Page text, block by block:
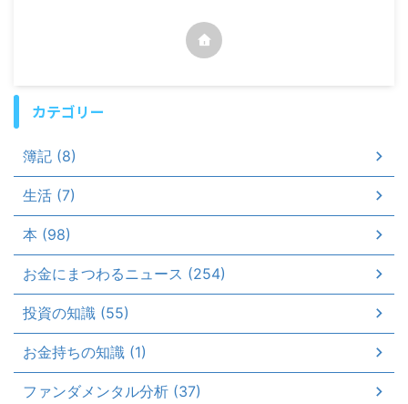
カテゴリー
簿記 (8)
生活 (7)
本 (98)
お金にまつわるニュース (254)
投資の知識 (55)
お金持ちの知識 (1)
ファンダメンタル分析 (37)